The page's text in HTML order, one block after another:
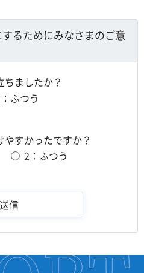
るためにみなさまのご意
ましたか？
ふつう
すかったですか？
2：ふつう